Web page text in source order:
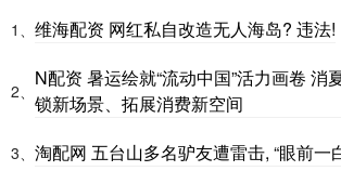
1、 维海配资 网红私自改造无人海岛? 违法!
2、
N配资 暑运绘就“流动中国”活力画卷 消
锁新场景、拓展消费新空间
3、 淘配网 五台山多名驴友遭雷击, “眼前一